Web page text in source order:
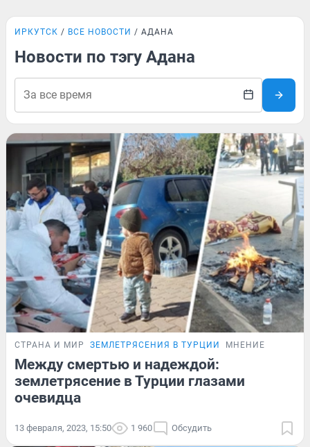
ИРКУТСК ВСЕ НОВОСТИ АДАНА
Новости по тэгу Адана
СТРАНА И МИР ЗЕМЛЕТРЯСЕНИЯ В ТУРЦИИ МНЕНИЕ
Между смертью и надеждой:
землетрясение в Турции глазами
очевидца
13 февраля, 2023, 15:50 1 960 Обсудить